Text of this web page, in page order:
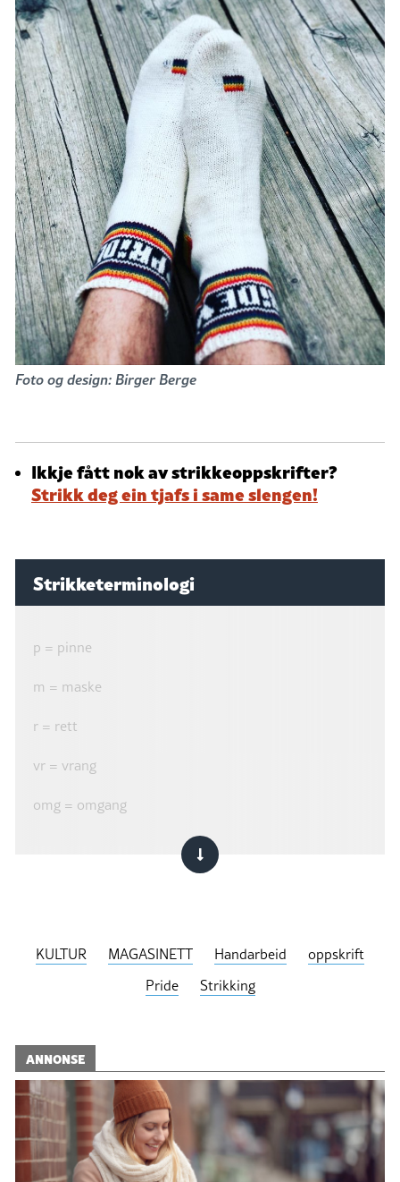
Foto og design: Birger Berge
Ikkje fått nok av strikkeoppskrifter?
Strikk deg ein tjafs i same slengen!
Strikketerminologi
p = pinne
m = maske
r = rett
vr = vrang
omg = omgang
KULTUR MAGASINETT Handarbeid
oppskrift
Pride
Strikking
ANNONSE